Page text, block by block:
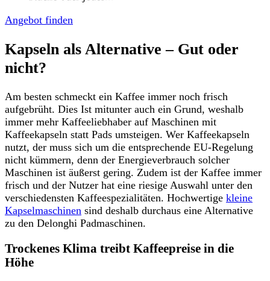
Angebot finden
Kapseln als Alternative – Gut oder
nicht?
Am besten schmeckt ein Kaffee immer noch frisch
aufgebrüht. Dies Ist mitunter auch ein Grund, weshalb
immer mehr Kaffeeliebhaber auf Maschinen mit
Kaffeekapseln statt Pads umsteigen. Wer Kaffeekapseln
nutzt, der muss sich um die entsprechende EU-Regelung
nicht kümmern, denn der Energieverbrauch solcher
Maschinen ist äußerst gering. Zudem ist der Kaffee immer
frisch und der Nutzer hat eine riesige Auswahl unter den
verschiedensten Kaffeespezialitäten. Hochwertige kleine
Kapselmaschinen sind deshalb durchaus eine Alternative
zu den Delonghi Padmaschinen.
Trockenes Klima treibt Kaffeepreise in die
Höhe